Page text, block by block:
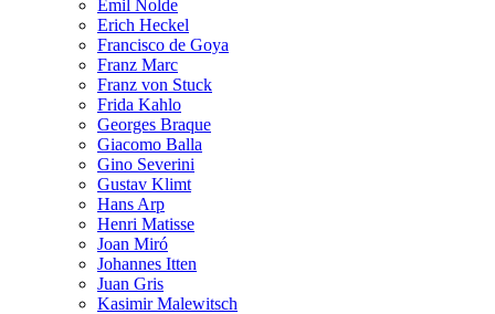
Emil Nolde
Erich Heckel
Francisco de Goya
Franz Marc
Franz von Stuck
Frida Kahlo
Georges Braque
Giacomo Balla
Gino Severini
Gustav Klimt
Hans Arp
Henri Matisse
Joan Miró
Johannes Itten
Juan Gris
Kasimir Malewitsch